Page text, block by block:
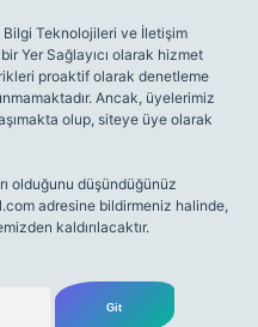
Bilgi Teknolojileri ve İletişim
Yer Sağlayıcı olarak hizmet
proaktif olarak denetleme
Ancak, üyelerimiz
olup, siteye üye olarak
olduğunu düşündüğünüz
adresine bildirmeniz halinde,
kaldırılacaktır.